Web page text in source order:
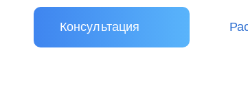
Консультация